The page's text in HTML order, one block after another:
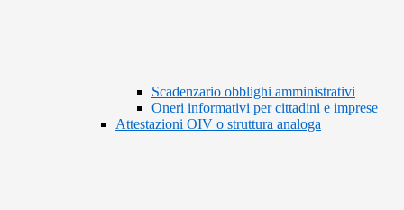
Scadenzario obblighi amministrativi
Oneri informativi per cittadini e imprese
Attestazioni OIV o struttura analoga